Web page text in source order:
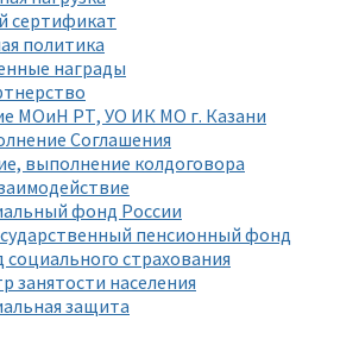
политика
награды
МОиН РТ, УО ИК МО г. Казани
Соглашения
выполнение колдоговора
фонд России
пенсионный фонд
страхования
занятости населения
защита